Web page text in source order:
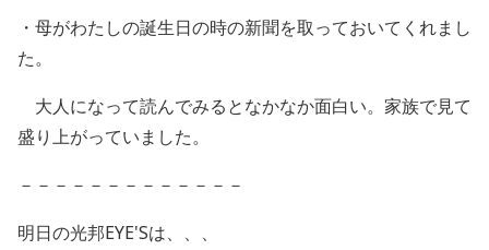
・母がわたしの誕生日の時の新聞を取っておいてくれまし
た。
大人になって読んでみるとなかなか面白い。家族で見て
盛り上がっていました。
－－－－－－－－－－－－－
明日の光邦EYE'Sは、、、